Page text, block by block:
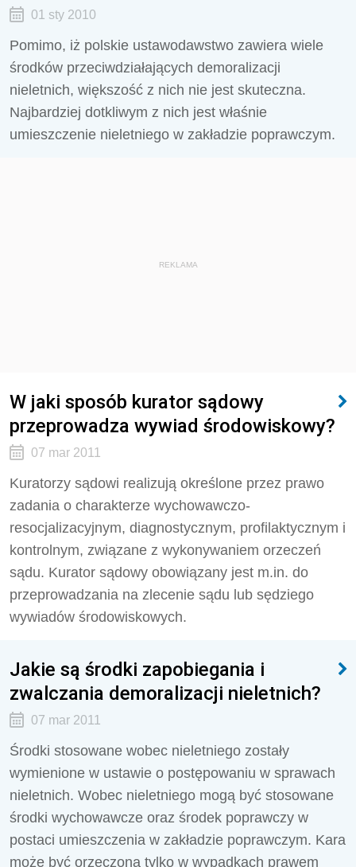
01 sty 2010
Pomimo, iż polskie ustawodawstwo zawiera wiele
środków przeciwdziałających demoralizacji
nieletnich, większość z nich nie jest skuteczna.
Najbardziej dotkliwym z nich jest właśnie
umieszczenie nieletniego w zakładzie poprawczym.
REKLAMA
W jaki sposób kurator sądowy
przeprowadza wywiad środowiskowy?
07 mar 2011
Kuratorzy sądowi realizują określone przez prawo
zadania o charakterze wychowawczo-
resocjalizacyjnym, diagnostycznym, profilaktycznym i
kontrolnym, związane z wykonywaniem orzeczeń
sądu. Kurator sądowy obowiązany jest m.in. do
przeprowadzania na zlecenie sądu lub sędziego
wywiadów środowiskowych.
Jakie są środki zapobiegania i
zwalczania demoralizacji nieletnich?
07 mar 2011
Środki stosowane wobec nieletniego zostały
wymienione w ustawie o postępowaniu w sprawach
nieletnich. Wobec nieletniego mogą być stosowane
środki wychowawcze oraz środek poprawczy w
postaci umieszczenia w zakładzie poprawczym. Kara
może być orzeczona tylko w wypadkach prawem